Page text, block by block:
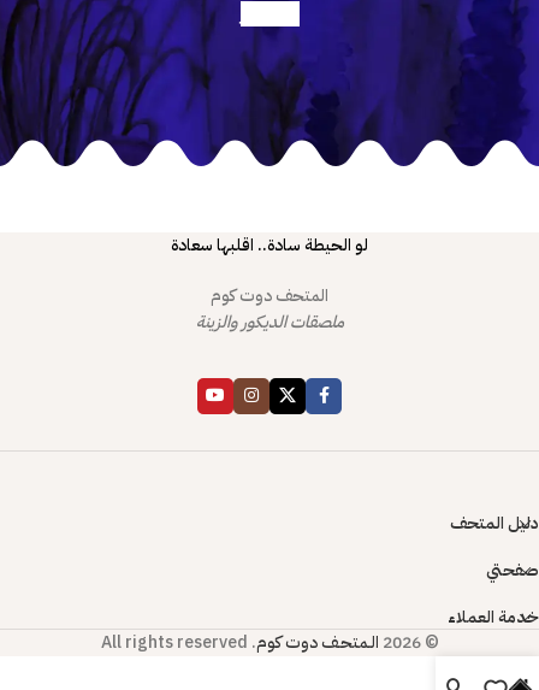
لو الحيطة سادة.. اقلبها سعادة
المتحف دوت كوم
ملصقات الديكور والزينة
دليل المتحف
صفحتي
خدمة العملاء
© 2026
الـمتحـف دوت كوم. All rights reserved